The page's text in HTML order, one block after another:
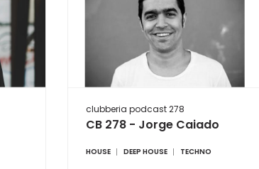
clubberia podcast 278
CB 278 - Jorge Caiado
HOUSE DEEP HOUSE TECHNO